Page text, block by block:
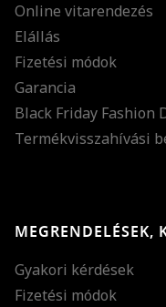
Online vitarendezés
Elállás
Fizetési módok
Garancia
Black Friday Fashion
Termékvisszahívási
MEGRENDELÉSEK,
Gyakori kérdések
Fizetési módok